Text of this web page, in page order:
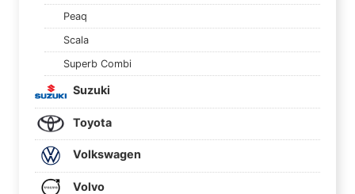
Peaq
Scala
Superb Combi
Suzuki
Toyota
Volkswagen
Volvo